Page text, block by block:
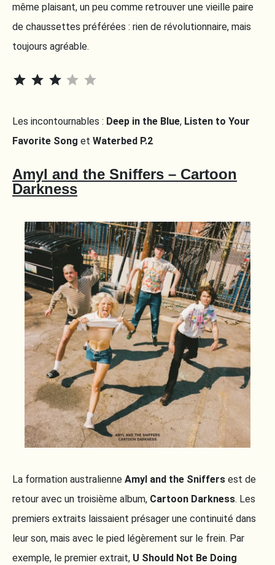
même plaisant, un peu comme retrouver une vieille paire
de chaussettes préférées : rien de révolutionnaire, mais
toujours agréable.
⭐
Les incontournables : Deep in the Blue, Listen to Your
Favorite Song et Waterbed P.2
Amyl and the Sniffers – Cartoon
Darkness
La formation australienne Amyl and the Sniffers est de
retour avec un troisième album, Cartoon Darkness. Les
premiers extraits laissaient présager une continuité dans
leur son, mais avec le pied légèrement sur le frein. Par
exemple, le premier extrait, U Should Not Be Doing